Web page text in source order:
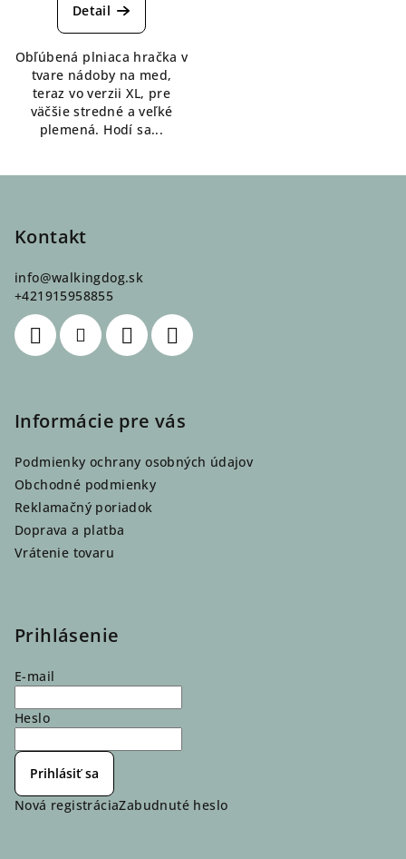
Detail
Obľúbená plniaca hračka v
tvare nádoby na med,
teraz vo verzii XL, pre
väčšie stredné a veľké
plemená. Hodí sa...
Kontakt
info@walkingdog.sk
+421915958855
Informácie pre vás
Podmienky ochrany osobných údajov
Obchodné podmienky
Reklamačný poriadok
Doprava a platba
Vrátenie tovaru
Prihlásenie
E-mail
Heslo
Prihlásiť sa
Nová registráciaZabudnuté heslo